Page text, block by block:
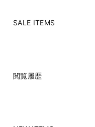
SALE ITEMS
閲覧履歴